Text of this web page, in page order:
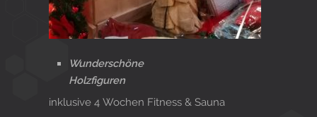
Wunderschöne
Holzfiguren
inklusive 4 Wochen Fitness & Sauna